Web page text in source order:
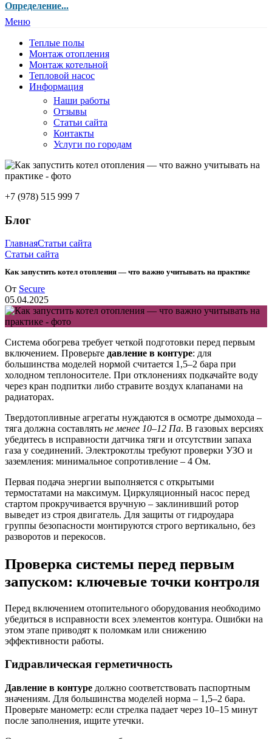
Определение...
Меню
Теплые полы
Монтаж отопления
Монтаж котельной
Тепловой насос
Информация
Наши работы
Отзывы
Статьи сайта
Контакты
Услуги по городам
+7 (978) 515 999 7
Блог
ГлавнаяСтатьи сайта
Статьи сайта
Как запустить котел отопления — что важно учитывать на практике
От Secure
05.04.2025
Система обогрева требует четкой подготовки перед первым
включением. Проверьте давление в контуре: для
большинства моделей нормой считается 1,5–2 бара при
холодном теплоносителе. При отклонениях подкачайте воду
через кран подпитки либо стравите воздух клапанами на
радиаторах.
Твердотопливные агрегаты нуждаются в осмотре дымохода –
тяга должна составлять не менее 10–12 Па. В газовых версиях
убедитесь в исправности датчика тяги и отсутствии запаха
газа у соединений. Электрокотлы требуют проверки УЗО и
заземления: минимальное сопротивление – 4 Ом.
Первая подача энергии выполняется с открытыми
термостатами на максимум. Циркуляционный насос перед
стартом прокручивается вручную – заклинивший ротор
выведет из строя двигатель. Для защиты от гидроудара
группы безопасности монтируются строго вертикально, без
разворотов и перекосов.
Проверка системы перед первым
запуском: ключевые точки контроля
Перед включением отопительного оборудования необходимо
убедиться в исправности всех элементов контура. Ошибки на
этом этапе приводят к поломкам или снижению
эффективности работы.
Гидравлическая герметичность
Давление в контуре должно соответствовать паспортным
значениям. Для большинства моделей норма – 1,5–2 бара.
Проверьте манометр: если стрелка падает через 10–15 минут
после заполнения, ищите утечки.